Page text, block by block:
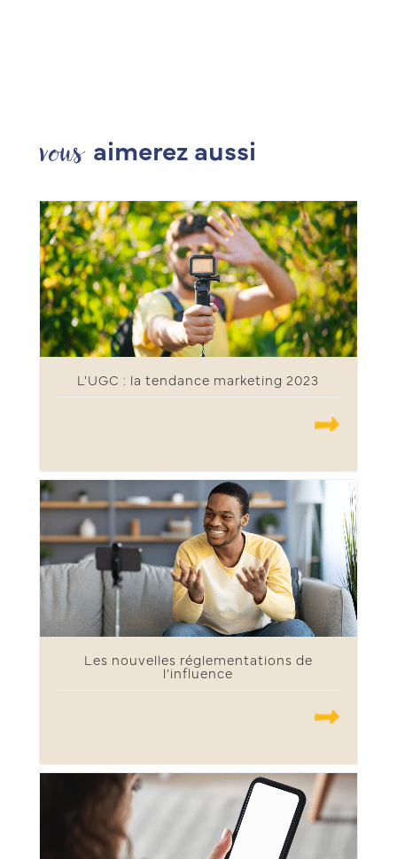
vous aimerez aussi
L’UGC : la tendance marketing 2023
.......
Les nouvelles réglementations de
l’influence
.......